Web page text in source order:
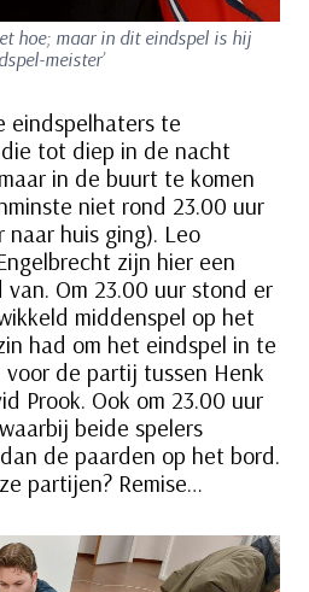
hoe; maar in dit eindspel is hij
meister’
eindspelhaters te
die tot diep in de nacht
in de buurt te komen
niet rond 23.00 uur
huis ging). Leo
zijn hier een
Om 23.00 uur stond er
middenspel op het
had om het eindspel in te
de partij tussen Henk
Prook. Ook om 23.00 uur
beide spelers
de paarden op het bord.
partijen? Remise…